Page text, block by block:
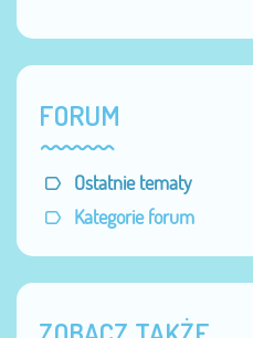
FORUM
Ostatnie tematy
Kategorie forum